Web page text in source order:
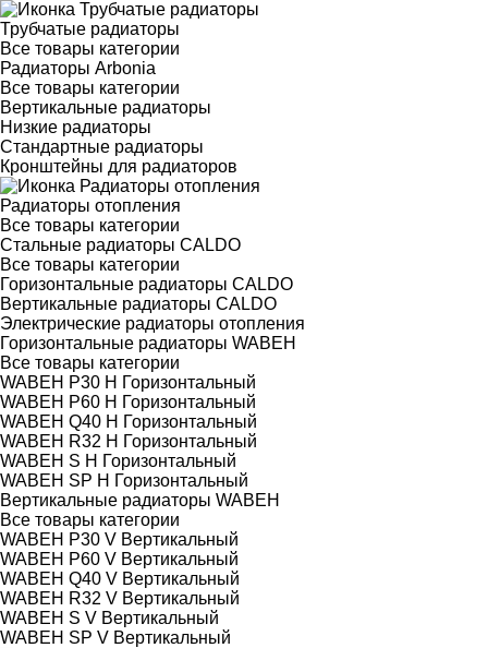
Трубчатые радиаторы
Все товары категории
Радиаторы Arbonia
Все товары категории
Вертикальные радиаторы
Низкие радиаторы
Стандартные радиаторы
Кронштейны для радиаторов
Радиаторы отопления
Все товары категории
Стальные радиаторы CALDO
Все товары категории
Горизонтальные радиаторы CALDO
Вертикальные радиаторы CALDO
Электрические радиаторы отопления
Горизонтальные радиаторы WABEH
Все товары категории
WABEH P30 H Горизонтальный
WABEH P60 H Горизонтальный
WABEH Q40 H Горизонтальный
WABEH R32 H Горизонтальный
WABEH S H Горизонтальный
WABEH SP H Горизонтальный
Вертикальные радиаторы WABEH
Все товары категории
WABEH P30 V Вертикальный
WABEH P60 V Вертикальный
WABEH Q40 V Вертикальный
WABEH R32 V Вертикальный
WABEH S V Вертикальный
WABEH SP V Вертикальный